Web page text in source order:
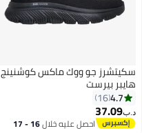
سكيتشرز جو ووك ماكس كوشنينج
هايبر بيرست
4.7
16
د.ب‏37.09
احصل عليه خلال 16 - 17